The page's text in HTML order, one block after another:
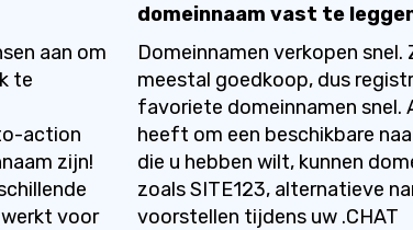
aan om
te
action
zijn!
voor
domeinnaam vast te
Domeinnamen verkopen snel.
meestal goedkoop, dus
favoriete domeinnamen snel.
heeft om een beschikbare
die u hebben wilt, kunnen
zoals SITE123, alternatieve
voorstellen tijdens uw .CHAT